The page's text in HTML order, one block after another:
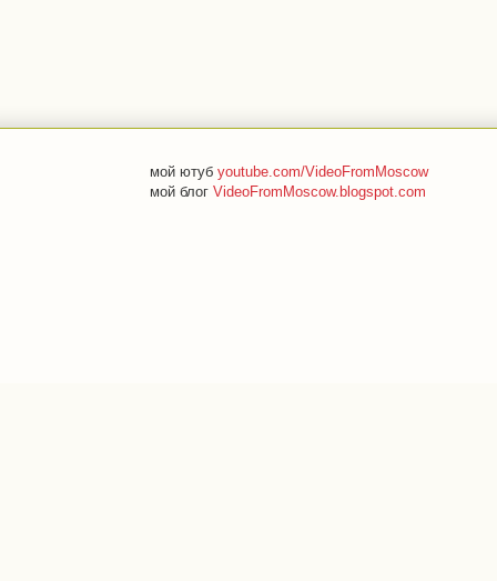
мой ютуб youtube.com/VideoFromMoscow
мой блог VideoFromMoscow.blogspot.com